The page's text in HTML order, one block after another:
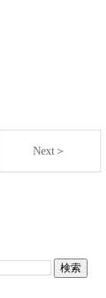
Next＞